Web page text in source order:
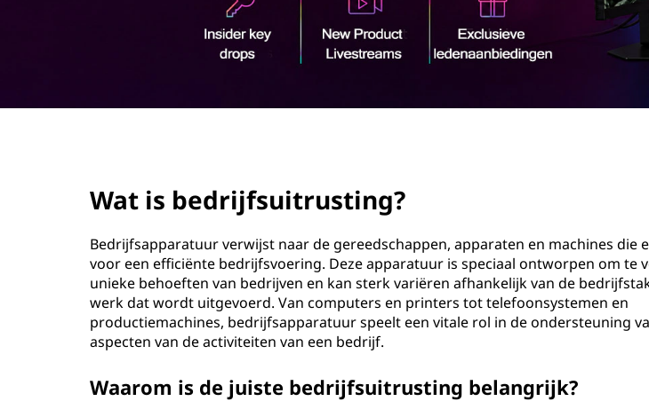
Wat is bedrijfsuitrusting?
Bedrijfsapparatuur verwijst naar de gereedschappen, apparaten en machines die
voor een efficiënte bedrijfsvoering. Deze apparatuur is speciaal ontworpen om te
unieke behoeften van bedrijven en kan sterk variëren afhankelijk van de
werk dat wordt uitgevoerd. Van computers en printers tot telefoonsystemen en
productiemachines, bedrijfsapparatuur speelt een vitale rol in de ondersteuning
aspecten van de activiteiten van een bedrijf.
Waarom is de juiste bedrijfsuitrusting belangrijk?